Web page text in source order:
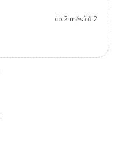
do 2 měsíců 2